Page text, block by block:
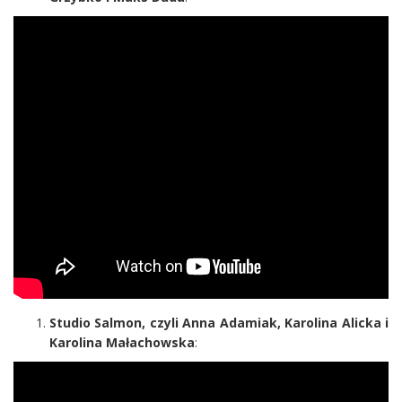
Studio Salmon, czyli Anna Adamiak, Karolina Alicka i
Karolina Małachowska: